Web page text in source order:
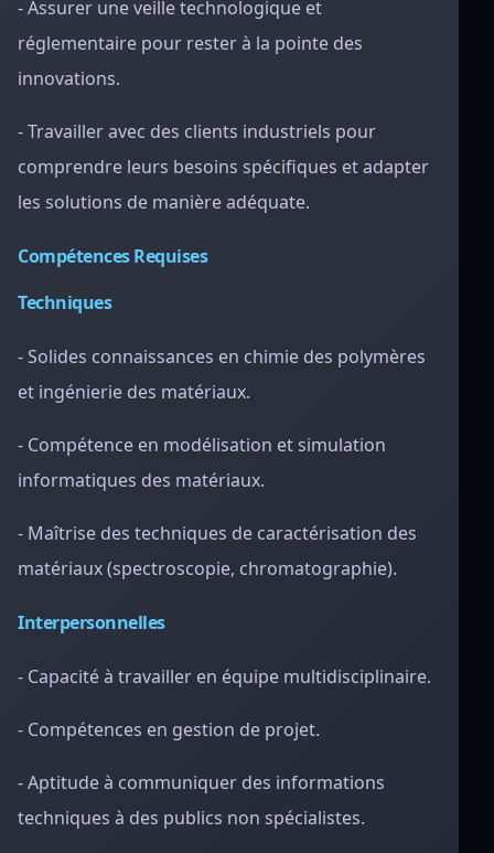
- Assurer une veille technologique et
réglementaire pour rester à la pointe des
innovations.
- Travailler avec des clients industriels pour
comprendre leurs besoins spécifiques et adapter
les solutions de manière adéquate.
Compétences Requises
Techniques
- Solides connaissances en chimie des polymères
et ingénierie des matériaux.
- Compétence en modélisation et simulation
informatiques des matériaux.
- Maîtrise des techniques de caractérisation des
matériaux (spectroscopie, chromatographie).
Interpersonnelles
- Capacité à travailler en équipe multidisciplinaire.
- Compétences en gestion de projet.
- Aptitude à communiquer des informations
techniques à des publics non spécialistes.